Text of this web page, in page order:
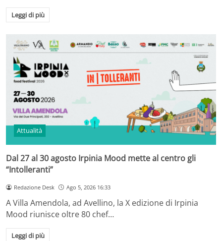
Leggi di più
Attualità
Dal 27 al 30 agosto Irpinia Mood mette al centro gli
“Intolleranti”
Redazione Desk Ago 5, 2026 16:33
A Villa Amendola, ad Avellino, la X edizione di Irpinia
Mood riunisce oltre 80 chef…
Leggi di più